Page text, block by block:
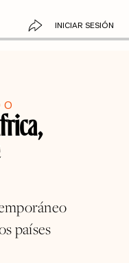
INICIAR SESIÓN
países